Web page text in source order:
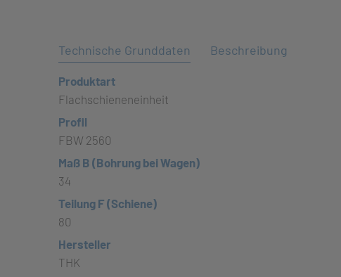
Technische Grunddaten Beschreibung
Produktart
Flachschieneneinheit
Profil
FBW 2560
Maß B (Bohrung bei Wagen)
34
Teilung F (Schiene)
80
Hersteller
THK